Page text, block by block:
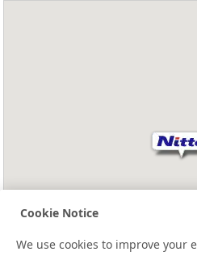
Cookie Notice
We use cookies to improve your